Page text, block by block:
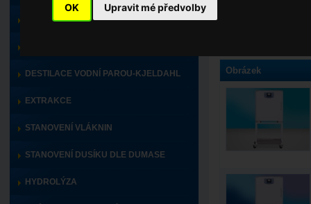
OK Upravit mé předvolby
TITRÁTORY
DESTILACE VODNÍ PAROU-KJELDAHL
EXTRAKCE
STANOVENÍ VLÁKNIN
STANOVENÍ DUSÍKU DLE DUMASE
HYDROLÝZA
Obrázek